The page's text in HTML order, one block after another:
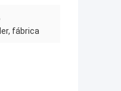
fábrica